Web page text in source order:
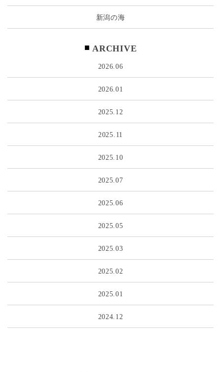
新潟の海
ARCHIVE
2026.06
2026.01
2025.12
2025.11
2025.10
2025.07
2025.06
2025.05
2025.03
2025.02
2025.01
2024.12